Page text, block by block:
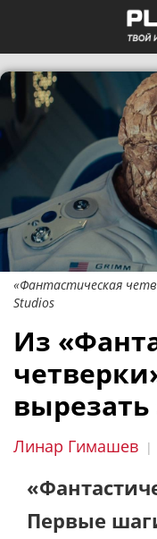
«Фантастическая
Studios
Из
Линар Гимашев |
Первые